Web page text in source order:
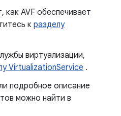
как AVF обеспечивает
к разделу
виртуализации,
VirtualizationService .
подробное описание
можно найти в